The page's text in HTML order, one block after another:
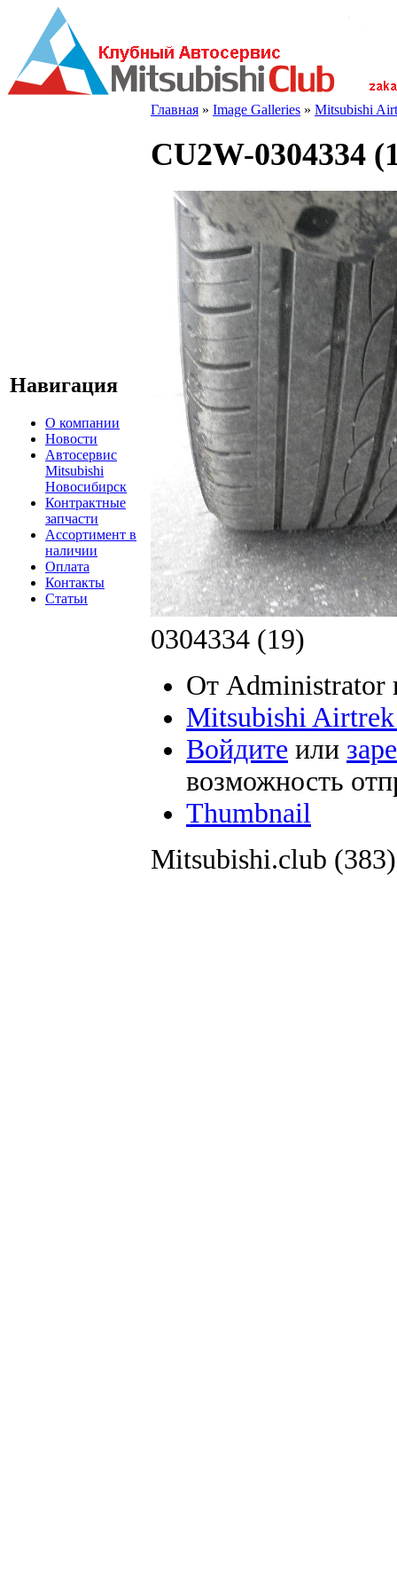
Навигация
О компании
Новости
Автосервис
Mitsubishi
Новосибирск
Контрактные
запчасти
Ассортимент в
наличии
Оплата
Контакты
Статьи
Главная » Image Galleries » Mitsubishi
CU2W-0304334
0304334 (19)
От Administrator
Mitsubishi
Войдите или
возможность
Thumbnail
Mitsubishi.club